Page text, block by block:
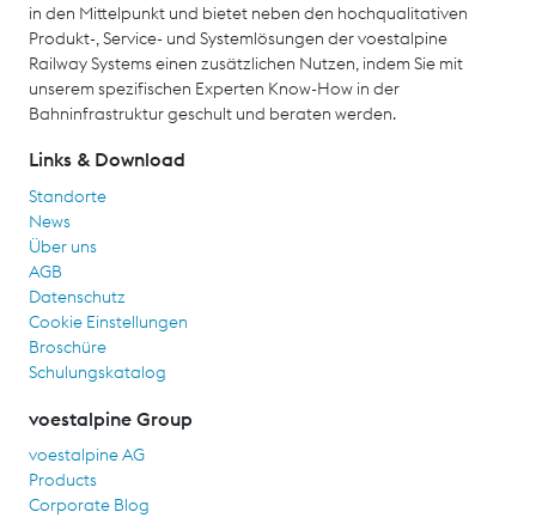
in den Mittelpunkt und bietet neben den hochqualitativen
Produkt-, Service- und Systemlösungen der voestalpine
Railway Systems einen zusätzlichen Nutzen, indem Sie mit
unserem spezifischen Experten Know-How in der
Bahninfrastruktur geschult und beraten werden.
Links & Download
Standorte
News
Über uns
AGB
Datenschutz
Cookie Einstellungen
Broschüre
Schulungskatalog
voestalpine Group
voestalpine AG
Products
Corporate Blog